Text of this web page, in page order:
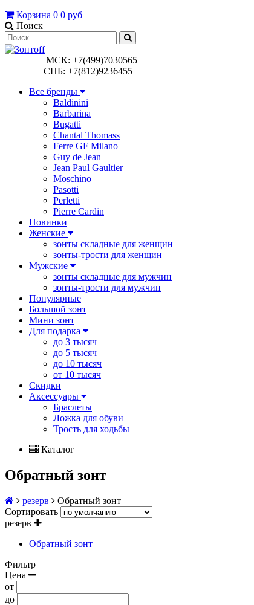
Корзина 0 0 руб
Поиск
МСК: +7(499)7030565
СПБ: +7(812)9236455
Все бренды
Baldinini
Barbarina
Bugatti
Chantal Thomass
Ferre GF Milano
Guy de Jean
Jean Paul Gaultier
Moschino
Pasotti
Perletti
Pierre Cardin
Новинки
Женские
зонты складные для женщин
зонты-трости для женщин
Мужские
зонты складные для мужчин
зонты-трости для мужчин
Популярные
Большой зонт
Мини зонт
Для подарка
до 3 тысяч
до 5 тысяч
до 10 тысяч
от 10 тысяч
Скидки
Аксессуары
Браслеты
Ложка для обуви
Трость для ходьбы
Каталог
Обратный зонт
резерв
Обратный зонт
Сортировать
резерв
Обратный зонт
Фильтр
Цена
от
до